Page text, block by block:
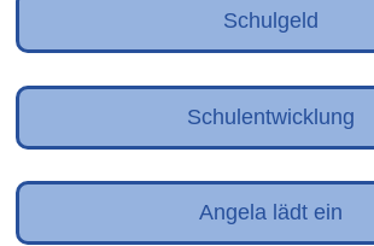
Schulgeld
Schulentwicklung
Angela lädt ein